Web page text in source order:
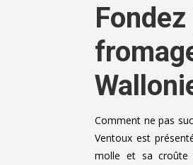
Comment ne pas
Ventoux est
molle et sa croûte